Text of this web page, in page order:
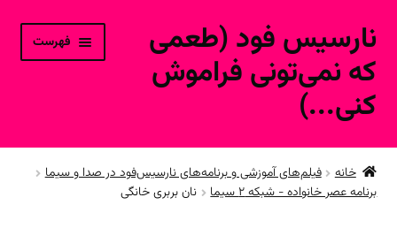
پرش
ناوبری
پرش
محتوا
نارسیس فود (طعمی
که نمی‌تونی فراموش
کنی...)
فهرست
خانه
ورود به حساب کاربری
خانه
فیلم‌های آموزشی و برنامه‌های نارسیس‌فود در صدا و سیما
برنامه عصر خانواده - شبکه ۲ سیما
نان بربری خانگی